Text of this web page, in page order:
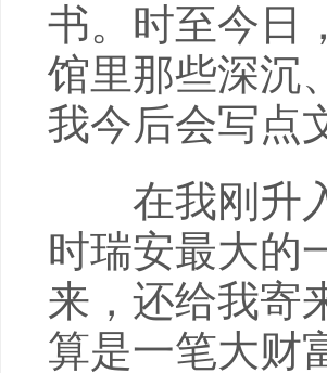
书。时至今日
馆里那些深沉
我今后会写点
在我刚升入
时瑞安最大的
来，还给我寄
算是一笔大财